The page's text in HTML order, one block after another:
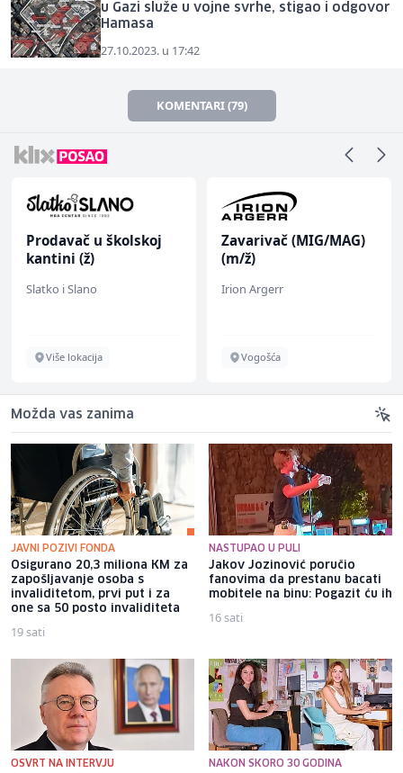
u Gazi služe u vojne svrhe, stigao i odgovor
Hamasa
27.10.2023. u 17:42
KOMENTARI (79)
Prodavač u školskoj
kantini (ž)
Slatko i Slano
Više lokacija
Zavarivač (MIG/MAG)
(m/ž)
Irion Argerr
Vogošća
Možda vas zanima
JAVNI POZIVI FONDA
Osigurano 20,3 miliona KM za
zapošljavanje osoba s
invaliditetom, prvi put i za
one sa 50 posto invaliditeta
19 sati
NASTUPAO U PULI
Jakov Jozinović poručio
fanovima da prestanu bacati
mobitele na binu: Pogazit ću ih
16 sati
OSVRT NA INTERVJU NAKON SKORO 30 GODINA